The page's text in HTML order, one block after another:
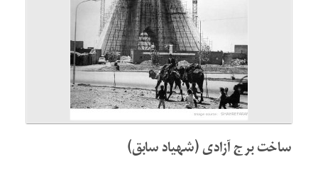
ساخت برج آزادی (شهیاد سابق)